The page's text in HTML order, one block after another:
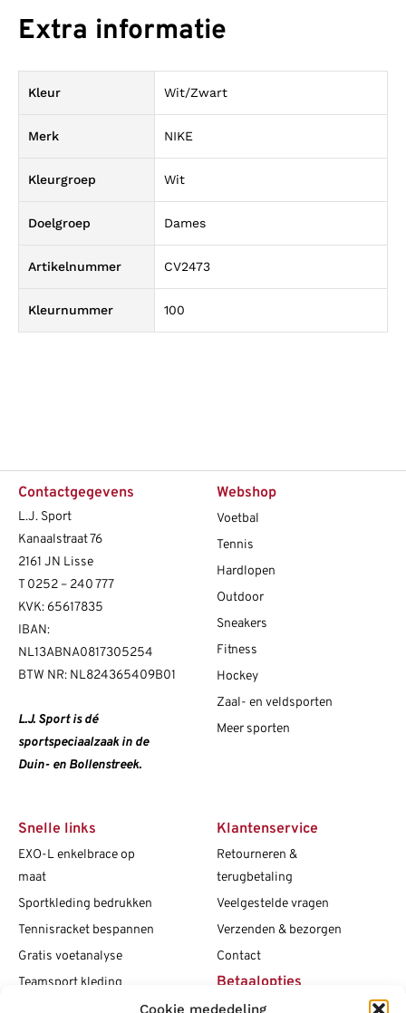
Cookie mededeling
Extra informatie
Kleur Wit/Zwart
Merk NIKE
Kleurgroep Wit
Doelgroep Dames
Artikelnummer CV2473
Kleurnummer 100
Contactgegevens
L.J. Sport
Kanaalstraat 76
2161 JN Lisse
T 0252 – 240 777
KVK: 65617835
IBAN:
NL13ABNA0817305254
BTW NR: NL824365409B01
L.J. Sport is dé
sportspeciaalzaak in de
Duin- en Bollenstreek.
Webshop
Voetbal
Tennis
Hardlopen
Outdoor
Sneakers
Fitness
Hockey
Zaal- en veldsporten
Meer sporten
Snelle links
EXO-L enkelbrace op
maat
Sportkleding bedrukken
Tennisracket bespannen
Gratis voetanalyse
Teamsport kleding
Klantenservice
Retourneren &
terugbetaling
Veelgestelde vragen
Verzenden & bezorgen
Contact
Betaalopties